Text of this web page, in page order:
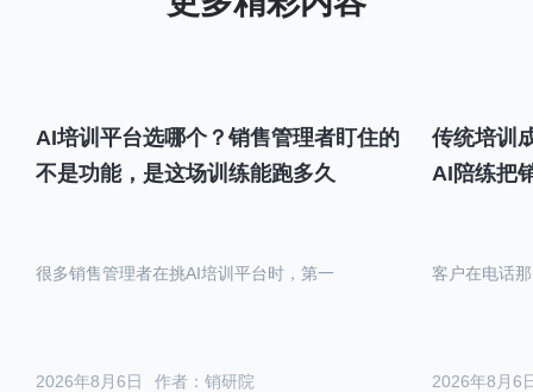
AI培训平台选哪个？销售管理者盯住的
不是功能，是这场训练能跑多久
作者：销研院
2026年8月6日
很多销售管理者在挑AI培训平台时，第一
传统培训
AI陪练把
2026年8月6
客户在电话